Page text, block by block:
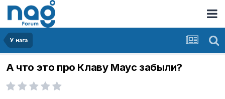
У нага
А что это про Клаву Маус забыли?